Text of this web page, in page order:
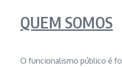
QUEM SOMOS
O funcionalismo público é